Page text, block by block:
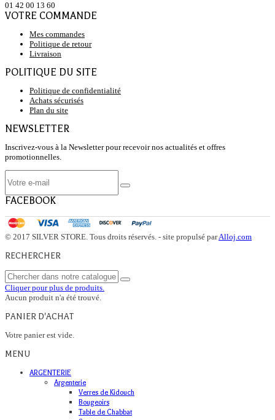
01 42 00 13 60
VOTRE COMMANDE
Mes commandes
Politique de retour
Livraison
POLITIQUE DU SITE
Politique de confidentialité
Achats sécurisés
Plan du site
NEWSLETTER
Inscrivez-vous à la Newsletter pour recevoir nos actualités et offres
promotionnelles.
FACEBOOK
© 2017 SILVER STORE. Tous droits réservés. - site propulsé parAlloj.com
RECHERCHER
Cliquer pour plus de produits.
Aucun produit n'a été trouvé.
PANIER D'ACHAT
Votre panier est vide.
MENU
ARGENTERIE
Argenterie
Verres de Kidouch
Bougeoirs
Table de Chabbat